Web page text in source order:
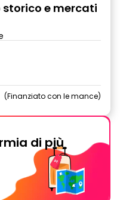
storico e mercati
Finanziato con le mance
di più